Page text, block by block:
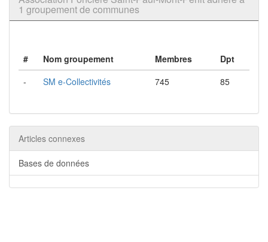
1 groupement de communes
# Nom groupement Membres
Dpt
-
SM e-Collectivités 745 85
Articles connexes
Bases de données